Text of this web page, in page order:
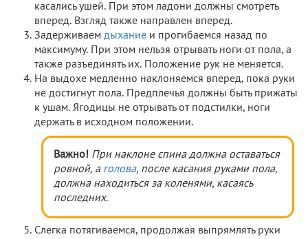
касались ушей. При этом ладони должны смотреть
вперед. Взгляд также направлен вперед.
Задерживаем дыхание и прогибаемся назад по
максимуму. При этом нельзя отрывать ноги от пола, а
также разъединять их. Положение рук не меняется.
На выдохе медленно наклоняемся вперед, пока руки
не достигнут пола. Предплечья должны быть прижаты
к ушам. Ягодицы не отрывать от подстилки, ноги
держать в исходном положении.
Важно! При наклоне спина должна оставаться
ровной, а голова, после касания руками пола,
должна находиться за коленями, касаясь
последних.
Слегка потягиваемся, продолжая выпрямлять руки